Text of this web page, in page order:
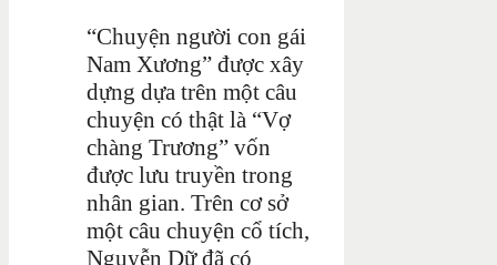
“Chuyện người con gái
Nam Xương” được xây
dựng dựa trên một câu
chuyện có thật là “Vợ
chàng Trương” vốn
được lưu truyền trong
nhân gian. Trên cơ sở
một câu chuyện cổ tích,
Nguyễn Dữ đã có